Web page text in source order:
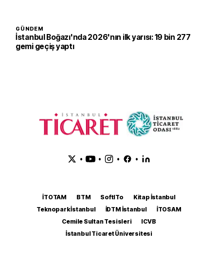
GÜNDEM
İstanbul Boğazı'nda 2026'nın ilk yarısı: 19 bin 277
gemi geçiş yaptı
• • • •
İTOTAM BTM SoftITo
Kitap İstanbul
Teknopark İstanbul
İDTM İstanbul
İTOSAM
Cemile Sultan Tesisleri
ICVB
İstanbul Ticaret Üniversitesi